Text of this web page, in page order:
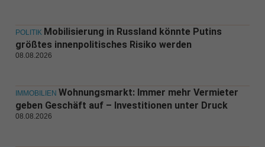
POLITIK Mobilisierung in Russland könnte Putins
größtes innenpolitisches Risiko werden
08.08.2026
IMMOBILIEN Wohnungsmarkt: Immer mehr Vermieter
geben Geschäft auf – Investitionen unter Druck
08.08.2026